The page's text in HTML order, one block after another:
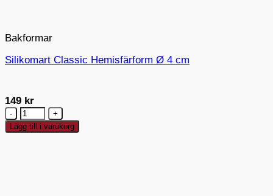
Bakformar
Silikomart Classic Hemisfärform Ø 4 cm
149 kr
Silikomart
Classic
Hemisfärform
Lägg till i varukorg